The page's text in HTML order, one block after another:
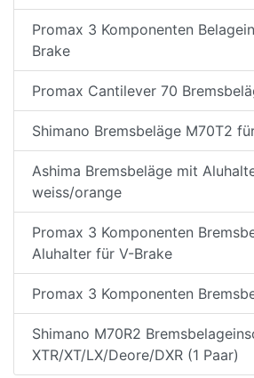
Promax 3 Komponenten
Brake
Promax Cantilever 70
Shimano Bremsbeläge M70T2
Ashima Bremsbeläge mit
weiss/orange
Promax 3 Komponenten
Aluhalter für V-Brake
Promax 3 Komponenten
Shimano M70R2
XTR/XT/LX/Deore/DXR (1 Paar)